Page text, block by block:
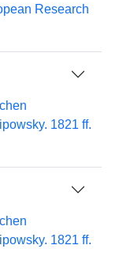
Research
1821 ff.
1821 ff.